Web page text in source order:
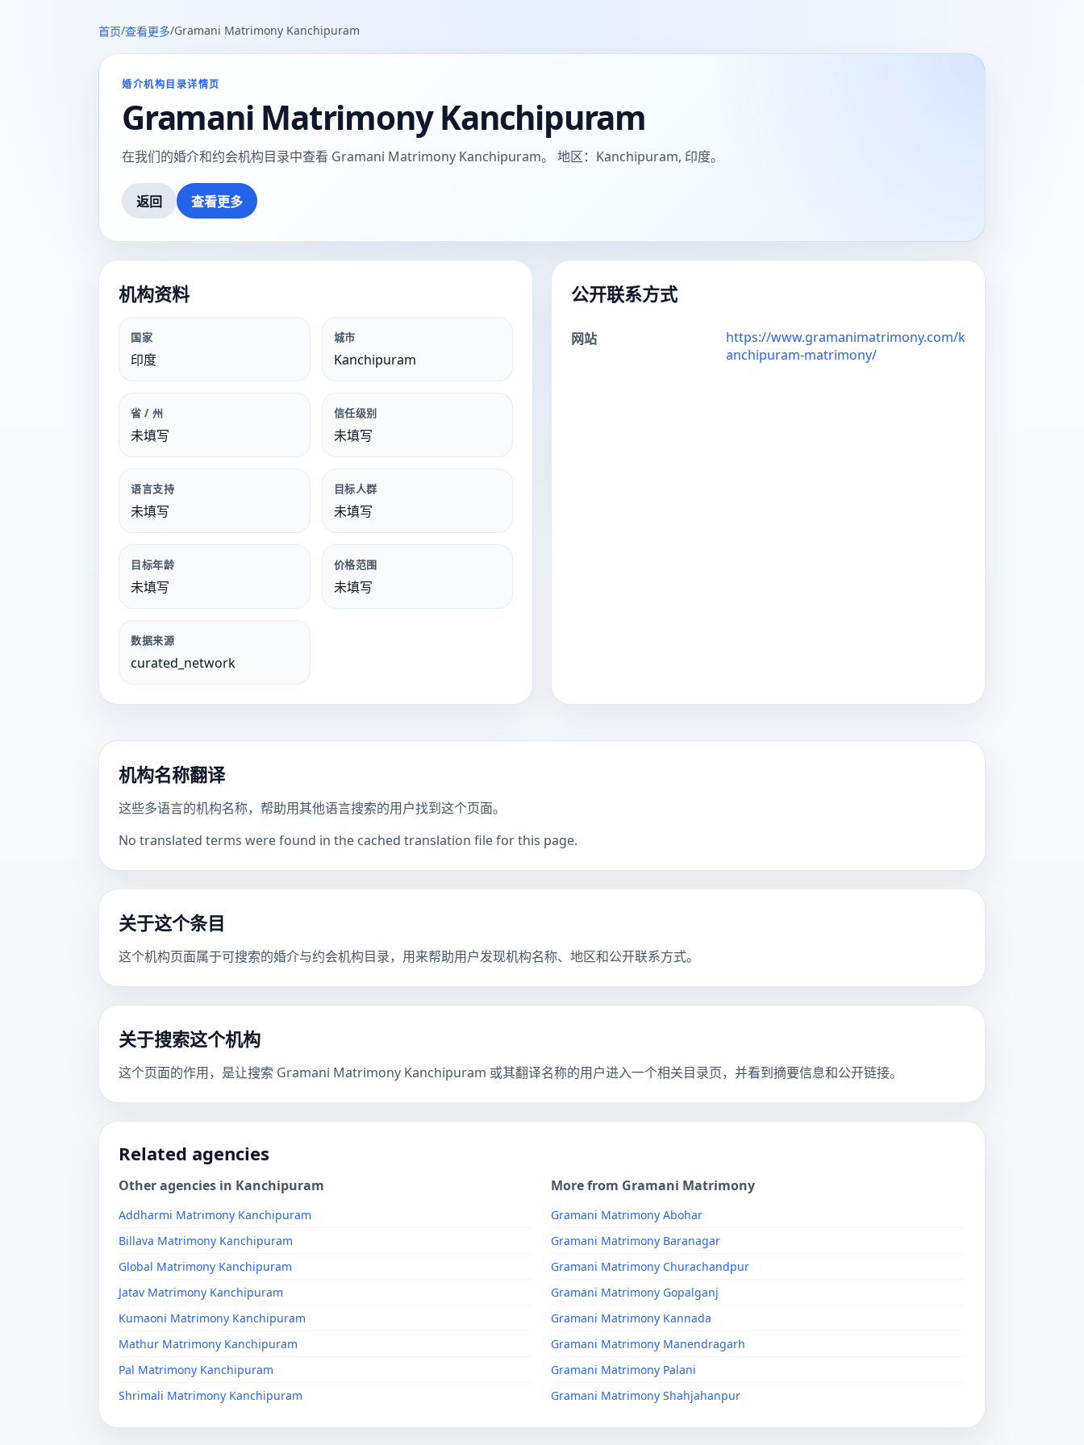
首页/查看更多/Gramani Matrimony Kanchipuram
婚介机构目录详情页
Gramani Matrimony Kanchipuram
在我们的婚介和约会机构目录中查看 Gramani Matrimony Kanchipuram。 地区：Kanchipuram, 印度。
返回 查看更多
机构资料
国家
印度
城市
Kanchipuram
省 / 州
未填写
信任级别
未填写
语言支持
未填写
目标人群
未填写
目标年龄
未填写
价格范围
未填写
数据来源
curated_network
公开联系方式
网站
https://www.gramanimatrimony.com/k
anchipuram-matrimony/
机构名称翻译
这些多语言的机构名称，帮助用其他语言搜索的用户找到这个页面。
No translated terms were found in the cached translation file for this page.
关于这个条目
这个机构页面属于可搜索的婚介与约会机构目录，用来帮助用户发现机构名称、地区和公开联系方式。
关于搜索这个机构
这个页面的作用，是让搜索 Gramani Matrimony Kanchipuram 或其翻译名称的用户进入一个相关目录页，并看到摘要信息和公开链接。
Related agencies
Other agencies in Kanchipuram
Addharmi Matrimony Kanchipuram
Billava Matrimony Kanchipuram
Global Matrimony Kanchipuram
Jatav Matrimony Kanchipuram
Kumaoni Matrimony Kanchipuram
Mathur Matrimony Kanchipuram
Pal Matrimony Kanchipuram
Shrimali Matrimony Kanchipuram
More from Gramani Matrimony
Gramani Matrimony Abohar
Gramani Matrimony Baranagar
Gramani Matrimony Churachandpur
Gramani Matrimony Gopalganj
Gramani Matrimony Kannada
Gramani Matrimony Manendragarh
Gramani Matrimony Palani
Gramani Matrimony Shahjahanpur